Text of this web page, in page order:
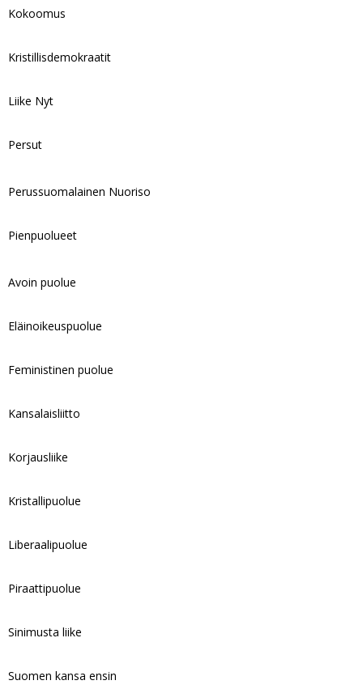
Kokoomus
Kristillisdemokraatit
Liike Nyt
Persut
Perussuomalainen Nuoriso
Pienpuolueet
Avoin puolue
Eläinoikeuspuolue
Feministinen puolue
Kansalaisliitto
Korjausliike
Kristallipuolue
Liberaalipuolue
Piraattipuolue
Sinimusta liike
Suomen kansa ensin